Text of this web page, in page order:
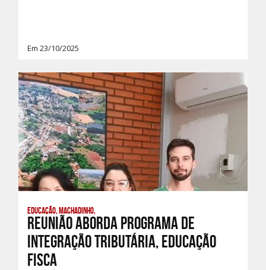
Em 23/10/2025
Educação, Machadinho,
Reunião aborda Programa de
Integração Tributária, Educação
Fisca